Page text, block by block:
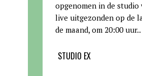
opgenomen in de studio
live uitgezonden op de
de maand, om 20:00 uur..
STUDIO EX